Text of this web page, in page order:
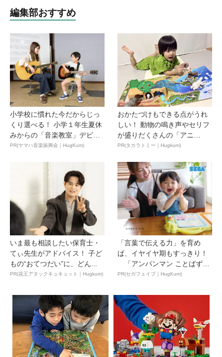
編集部おすすめ
小学校に慣れた今だからじっ
くり選べる！ 小学１年生夏休
みからの「音楽教室」デビ
ュ...
PR(ヤマハ音楽振興会｜HugKum)
おかたづけもできる点がうれ
しい！ 動物の鳴き声やセリフ
が盛りだくさんの「アニ
ア ...
PR(タカラトミー｜Hugkum)
いま最も相談したい保育士・
てぃ先生がアドバイス！ 子ど
もの“おてつだい”に、どん...
PR(花王アタックキュキュット｜Hugkum)
「言葉で伝える力」を育め
ば、イヤイヤ期もすっきり！
「アンパンマン ことばずか
ん...
PR(セガフェイブ｜HugKum)